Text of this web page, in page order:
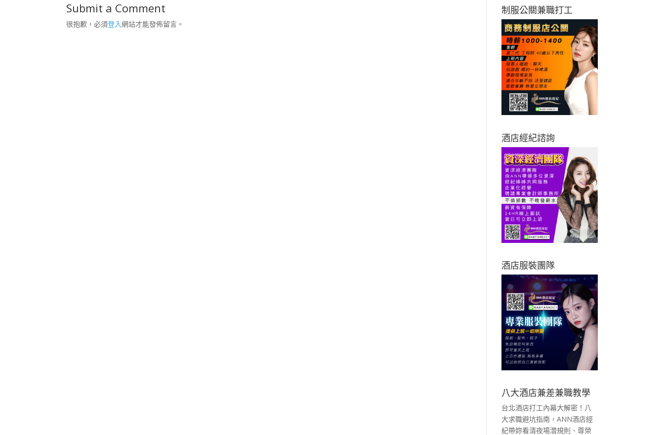
Submit a Comment
很抱歉，必須登入網站才能發佈留言。
制服公關兼職打工
酒店經紀諮詢
酒店服裝團隊
八大酒店兼差兼職教學
台北酒店打工內幕大解密！八
大求職避坑指南，ANN酒店經
紀帶妳看清夜場潛規則、尊榮